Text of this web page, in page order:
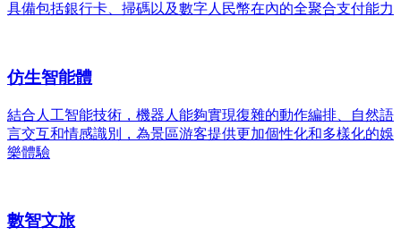
具備包括銀行卡、掃碼以及數字人民幣在內的全聚合支付能力
仿生智能體
結合人工智能技術，機器人能夠實現復雜的動作編排、自然語
言交互和情感識別，為景區游客提供更加個性化和多樣化的娛
樂體驗
數智文旅